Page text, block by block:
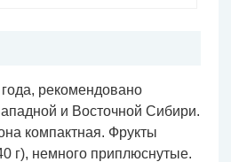
рекомендовано
и Восточной Сибири.
компактная. Фрукты
г), немного приплюснутые.